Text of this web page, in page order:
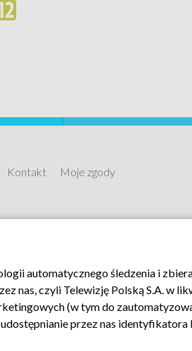
Kontakt Moje zgody
automatycznego śledzenia i
nas, czyli Telewizję Polską S.A. w
(w tym do
przez nas identyfikatora